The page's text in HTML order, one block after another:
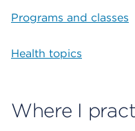
Programs and classes
Health topics
Where I